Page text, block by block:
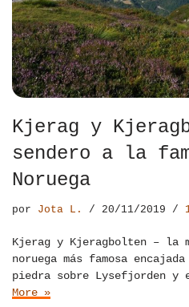
Kjerag y
sendero a la
Noruega
por Jota L. 20/11/2019
Kjerag y Kjeragbolten – la
noruega más famosa
piedra sobre Lysefjorden y
More »